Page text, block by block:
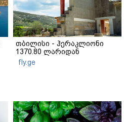
თბილისი - ჰერაკლიონი
1370.80 ლარიდან
fly.ge